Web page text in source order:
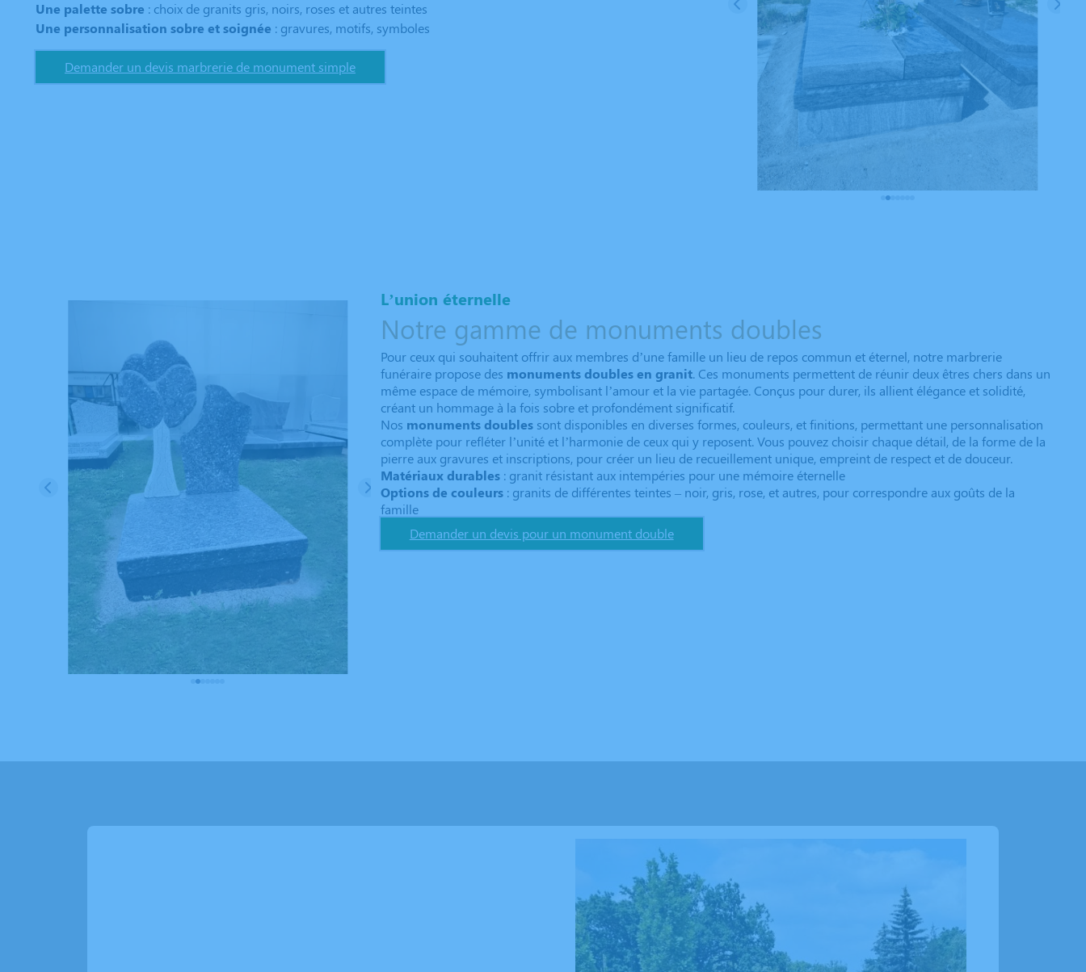
Une palette sobre : choix de granits gris, noirs, roses et autres teintes
Une personnalisation sobre et soignée : gravures, motifs, symboles
Demander un devis marbrerie de monument simple
L’union éternelle
Notre gamme de monuments doubles
Pour ceux qui souhaitent offrir aux membres d’une famille un lieu de repos commun et éternel, notre marbrerie
funéraire propose des monuments doubles en granit. Ces monuments permettent de réunir deux êtres chers dans un
même espace de mémoire, symbolisant l’amour et la vie partagée. Conçus pour durer, ils allient élégance et solidité,
créant un hommage à la fois sobre et profondément significatif.
Nos monuments doublessont disponibles en diverses formes, couleurs, et finitions, permettant une personnalisation
complète pour refléter l’unité et l’harmonie de ceux qui y reposent. Vous pouvez choisir chaque détail, de la forme de la
pierre aux gravures et inscriptions, pour créer un lieu de recueillement unique, empreint de respect et de douceur.
Matériaux durables: granit résistant aux intempéries pour une mémoire éternelle
Options de couleurs: granits de différentes teintes – noir, gris, rose, et autres, pour correspondre aux goûts de la
famille
Demander un devis pour un monument double